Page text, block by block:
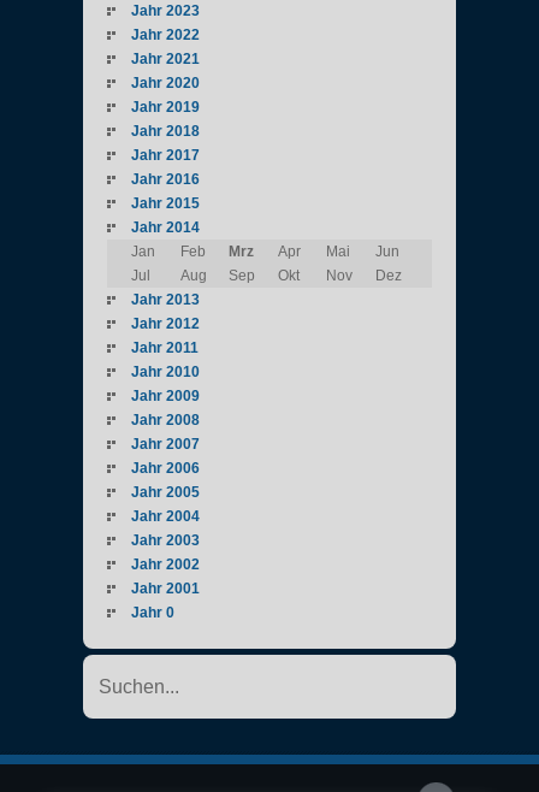
Jahr 2023
Jahr 2022
Jahr 2021
Jahr 2020
Jahr 2019
Jahr 2018
Jahr 2017
Jahr 2016
Jahr 2015
Jahr 2014
Jan
Feb Mrz Apr Mai
Jun
Jul
Aug Sep Okt Nov
Dez
Jahr 2013
Jahr 2012
Jahr 2011
Jahr 2010
Jahr 2009
Jahr 2008
Jahr 2007
Jahr 2006
Jahr 2005
Jahr 2004
Jahr 2003
Jahr 2002
Jahr 2001
Jahr 0